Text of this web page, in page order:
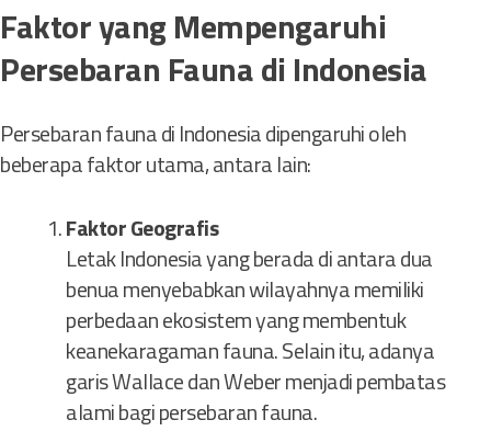
Faktor yang Mempengaruhi
Persebaran Fauna di Indonesia
Persebaran fauna di Indonesia dipengaruhi oleh
beberapa faktor utama, antara lain:
Faktor Geografis
Letak Indonesia yang berada di antara dua
benua menyebabkan wilayahnya memiliki
perbedaan ekosistem yang membentuk
keanekaragaman fauna. Selain itu, adanya
garis Wallace dan Weber menjadi pembatas
alami bagi persebaran fauna.